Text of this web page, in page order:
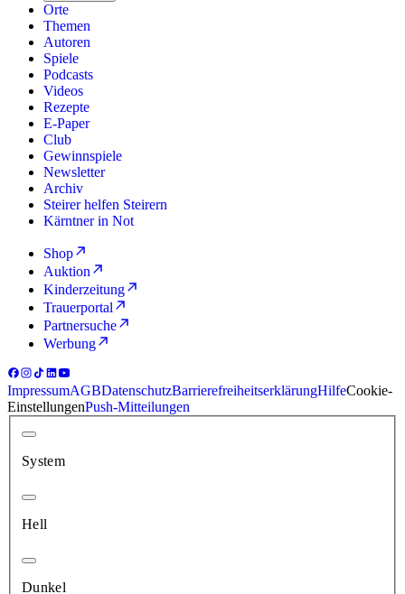
Orte
Themen
Autoren
Spiele
Podcasts
Videos
Rezepte
E-Paper
Club
Gewinnspiele
Newsletter
Archiv
Steirer helfen Steirern
Kärntner in Not
Shop
Auktion
Kinderzeitung
Trauerportal
Partnersuche
Werbung
ImpressumAGBDatenschutzBarrierefreiheitserklärungHilfeCookie-
EinstellungenPush-Mitteilungen
System
Hell
Dunkel